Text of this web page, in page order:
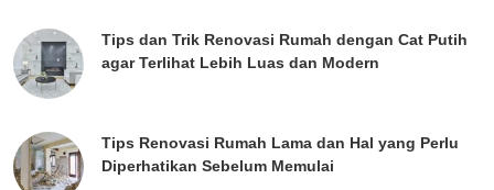
Tips dan Trik Renovasi Rumah dengan Cat Putih
agar Terlihat Lebih Luas dan Modern
Tips Renovasi Rumah Lama dan Hal yang Perlu
Diperhatikan Sebelum Memulai